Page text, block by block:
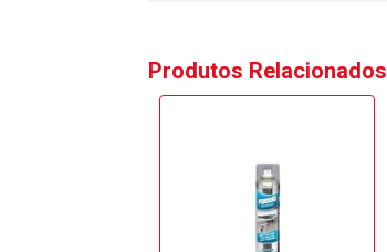
Produtos Relacionados